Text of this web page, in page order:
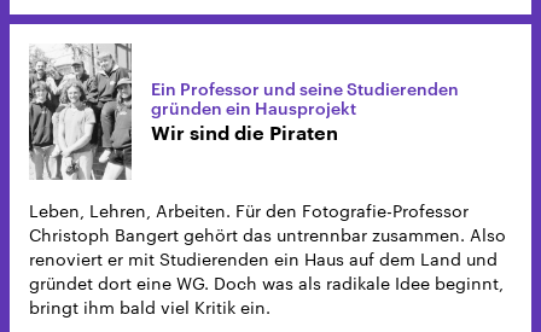
Ein Professor und seine Studierenden
gründen ein Hausprojekt
Wir sind die Piraten
Leben, Lehren, Arbeiten. Für den Fotografie-Professor
Christoph Bangert gehört das untrennbar zusammen. Also
renoviert er mit Studierenden ein Haus auf dem Land und
gründet dort eine WG. Doch was als radikale Idee beginnt,
bringt ihm bald viel Kritik ein.